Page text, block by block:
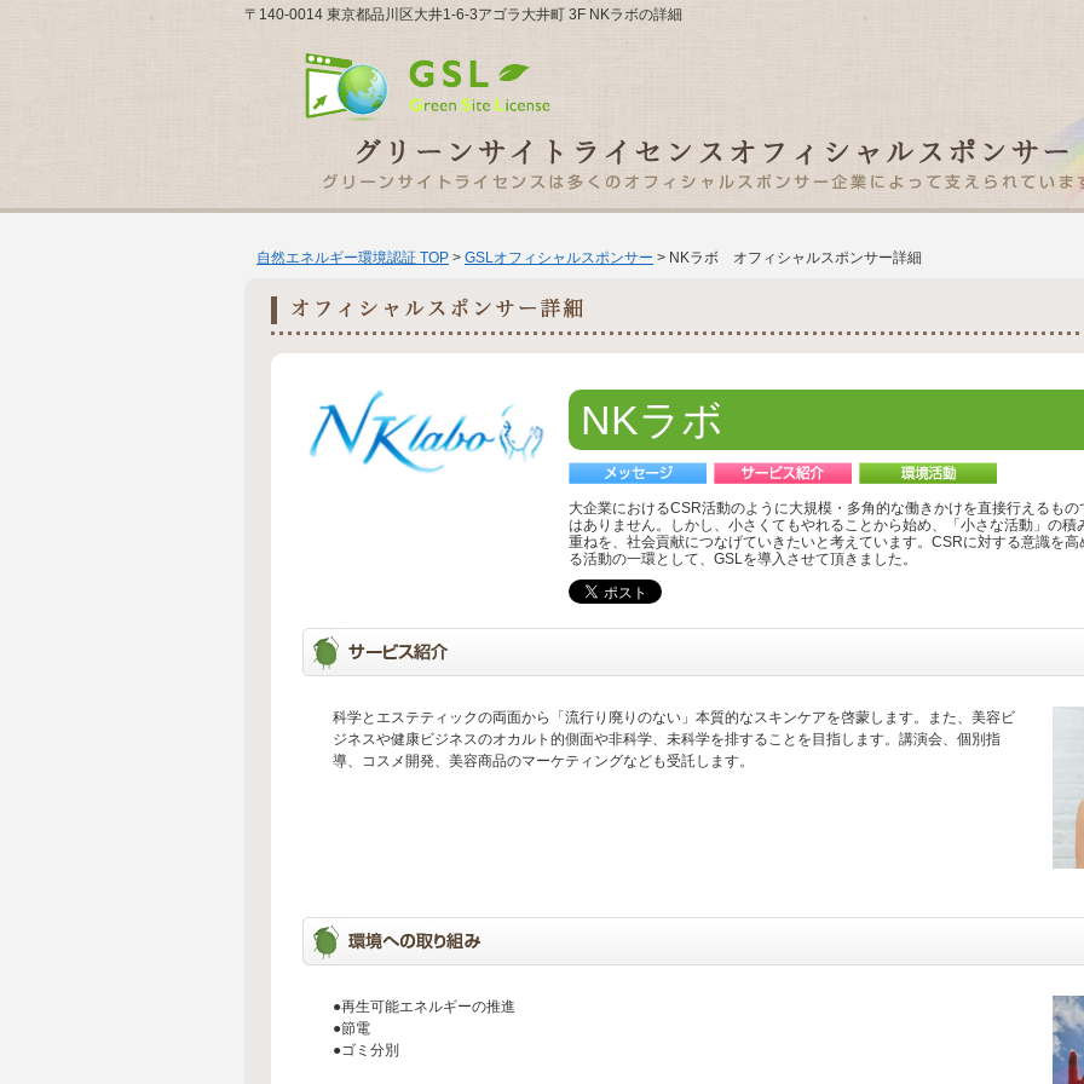
〒140-0014 東京都品川区大井1-6-3アゴラ大井町 3F NKラボの詳細
自然エネルギー環境認証 TOP > GSLオフィシャルスポンサー > NKラボ オフィシャルスポンサー詳細
NKラボ
大企業におけるCSR活動のように大規模・多角的な働きかけを直接行えるもの
はありません。しかし、小さくてもやれることから始め、「小さな活動」の積
重ねを、社会貢献につなげていきたいと考えています。CSRに対する意識を高
る活動の一環として、GSLを導入させて頂きました。
科学とエステティックの両面から「流行り廃りのない」本質的なスキンケアを啓蒙します。また、美容ビ
ジネスや健康ビジネスのオカルト的側面や非科学、未科学を排することを目指します。講演会、個別指
導、コスメ開発、美容商品のマーケティングなども受託します。
●再生可能エネルギーの推進
●節電
●ゴミ分別